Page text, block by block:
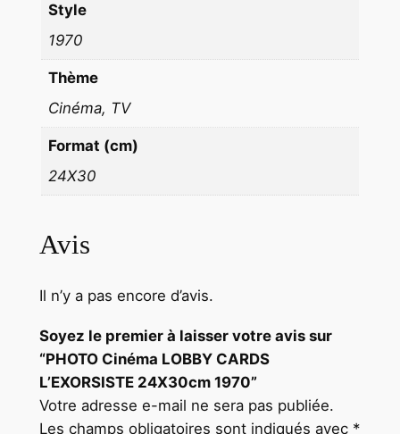
Style
1970
Thème
Cinéma, TV
Format (cm)
24X30
Avis
Il n’y a pas encore d’avis.
Soyez le premier à laisser votre avis sur
“PHOTO Cinéma LOBBY CARDS
L’EXORSISTE 24X30cm 1970”
Votre adresse e-mail ne sera pas publiée.
Les champs obligatoires sont indiqués avec *